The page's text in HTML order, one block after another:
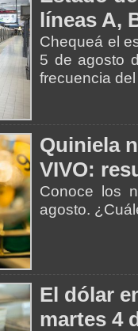
líneas A,
Chequeá el
5 de agosto
frecuencia
Quiniela
VIVO:
Conoce los
agosto.
El dólar
martes 4